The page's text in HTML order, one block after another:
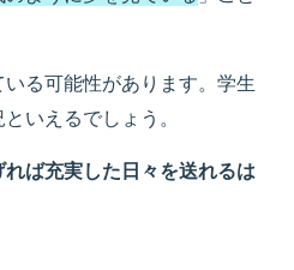
る可能性があります。学生
いえるでしょう。
ば充実した日々を送れるは